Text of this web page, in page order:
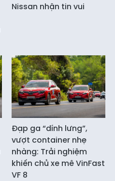
Nissan nhận tin vui
Đạp ga “dính lưng”,
vượt container nhẹ
nhàng: Trải nghiệm
khiến chủ xe mê VinFast
VF 8